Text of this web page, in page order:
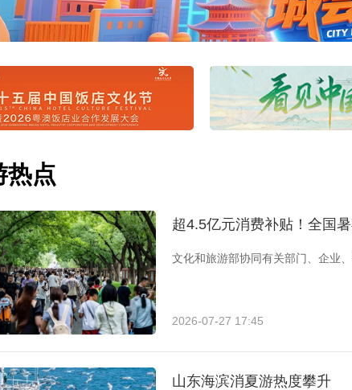
大国保险 云顶对话 云起 超级工厂 智敬中国 全
播 节目单 栏目 片库 热播榜 总台企业白名单
热点
超4.5亿元消费补贴！全国
文化和旅游部协同有关部门、企业
2026-07-27 17:45
山东海滨消夏游热度攀升